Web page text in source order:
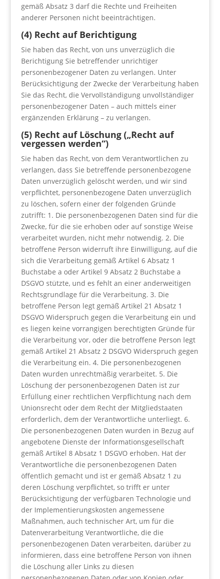
gemäß Absatz 3 darf die Rechte und Freiheiten
anderer Personen nicht beeinträchtigen.
(4) Recht auf Berichtigung
Sie haben das Recht, von uns unverzüglich die
Berichtigung Sie betreffender unrichtiger
personenbezogener Daten zu verlangen. Unter
Berücksichtigung der Zwecke der Verarbeitung haben
Sie das Recht, die Vervollständigung unvollständiger
personenbezogener Daten – auch mittels einer
ergänzenden Erklärung – zu verlangen.
(5) Recht auf Löschung („Recht auf
vergessen werden“)
Sie haben das Recht, von dem Verantwortlichen zu
verlangen, dass Sie betreffende personenbezogene
Daten unverzüglich gelöscht werden, und wir sind
verpflichtet, personenbezogene Daten unverzüglich
zu löschen, sofern einer der folgenden Gründe
zutrifft: 1. Die personenbezogenen Daten sind für die
Zwecke, für die sie erhoben oder auf sonstige Weise
verarbeitet wurden, nicht mehr notwendig. 2. Die
betroffene Person widerruft ihre Einwilligung, auf die
sich die Verarbeitung gemäß Artikel 6 Absatz 1
Buchstabe a oder Artikel 9 Absatz 2 Buchstabe a
DSGVO stützte, und es fehlt an einer anderweitigen
Rechtsgrundlage für die Verarbeitung. 3. Die
betroffene Person legt gemäß Artikel 21 Absatz 1
DSGVO Widerspruch gegen die Verarbeitung ein und
es liegen keine vorrangigen berechtigten Gründe für
die Verarbeitung vor, oder die betroffene Person legt
gemäß Artikel 21 Absatz 2 DSGVO Widerspruch gegen
die Verarbeitung ein. 4. Die personenbezogenen
Daten wurden unrechtmäßig verarbeitet. 5. Die
Löschung der personenbezogenen Daten ist zur
Erfüllung einer rechtlichen Verpflichtung nach dem
Unionsrecht oder dem Recht der Mitgliedstaaten
erforderlich, dem der Verantwortliche unterliegt. 6.
Die personenbezogenen Daten wurden in Bezug auf
angebotene Dienste der Informationsgesellschaft
gemäß Artikel 8 Absatz 1 DSGVO erhoben. Hat der
Verantwortliche die personenbezogenen Daten
öffentlich gemacht und ist er gemäß Absatz 1 zu
deren Löschung verpflichtet, so trifft er unter
Berücksichtigung der verfügbaren Technologie und
der Implementierungskosten angemessene
Maßnahmen, auch technischer Art, um für die
Datenverarbeitung Verantwortliche, die die
personenbezogenen Daten verarbeiten, darüber zu
informieren, dass eine betroffene Person von ihnen
die Löschung aller Links zu diesen